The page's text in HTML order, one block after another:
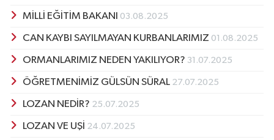
MİLLİ EĞİTİM BAKANI 03.08.2025
CAN KAYBI SAYILMAYAN KURBANLARIMIZ 01.08.2025
ORMANLARIMIZ NEDEN YAKILIYOR? 31.07.2025
ÖĞRETMENİMİZ GÜLSÜN SÜRAL 27.07.2025
LOZAN NEDİR? 25.07.2025
LOZAN VE UŞİ 24.07.2025